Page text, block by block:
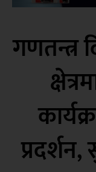
गणतन्त्र